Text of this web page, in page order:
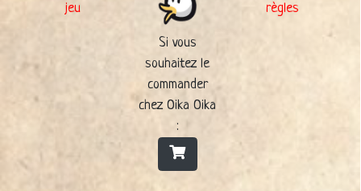
jeu
Si vous
souhaitez le
commander
chez Oika Oika
:
règles